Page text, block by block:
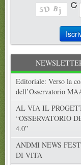
Editoriale: Verso la
dell’Osservatorio
AL VIA IL
“OSSERVATORIO
4.0”
ANDMI NEWS
DI VITA